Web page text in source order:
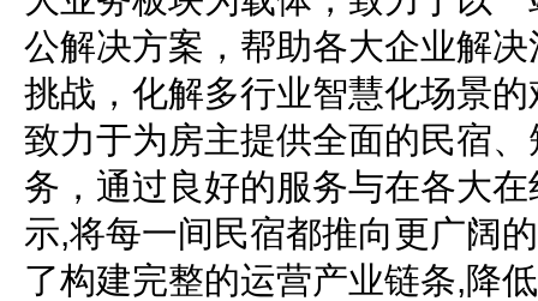
公解决方案，帮助各大企业解
挑战，化解多行业智慧化场景
致力于为房主提供全面的民宿
务，通过良好的服务与在各大
示,将每一间民宿都推向更广阔
了构建完整的运营产业链条,降